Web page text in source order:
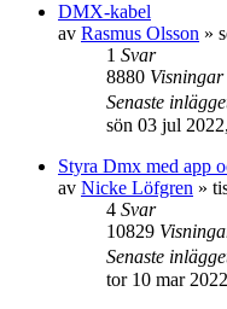
DMX-kabel
av Rasmus Olsson »
1 Svar
8880 Visningar
Senaste
sön 03 jul
Styra Dmx med app
av Nicke Löfgren »
4 Svar
10829
Senaste
tor 10 mar